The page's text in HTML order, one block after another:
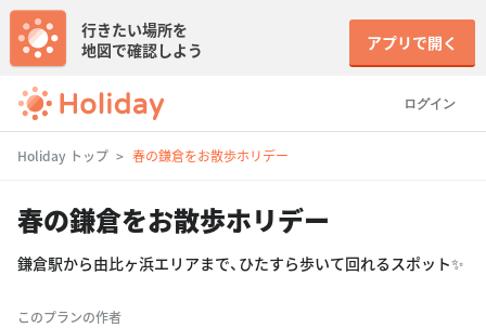
ログイン
行きたい場所を
地図で確認しよう
アプリで開く
Holiday トップ 春の鎌倉をお散歩ホリデー
春の鎌倉をお散歩ホリデー
鎌倉駅から由比ヶ浜エリアまで、ひたすら歩いて回れるスポット✨
このプランの作者